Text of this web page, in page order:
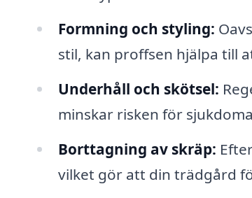
Formning och styling:
stil, kan proffsen hjälpa till
Underhåll och skötsel:
minskar risken för
Borttagning av skräp:
vilket gör att din trädgård